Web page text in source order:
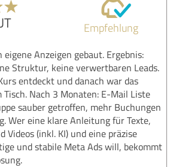
Empfehlung
Anzeigen gebaut. Ergebnis:
Struktur, keine verwertbaren Leads.
entdeckt und danach war das
Tisch. Nach 3 Monaten: E-Mail Liste
sauber getroffen, mehr Buchungen
Wer eine klare Anleitung für Texte,
Videos (inkl. KI) und eine präzise
und stabile Meta Ads will, bekommt